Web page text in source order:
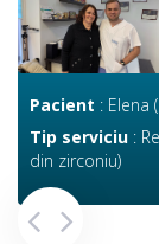
Pacient : Elena
Tip serviciu :
din zirconiu)